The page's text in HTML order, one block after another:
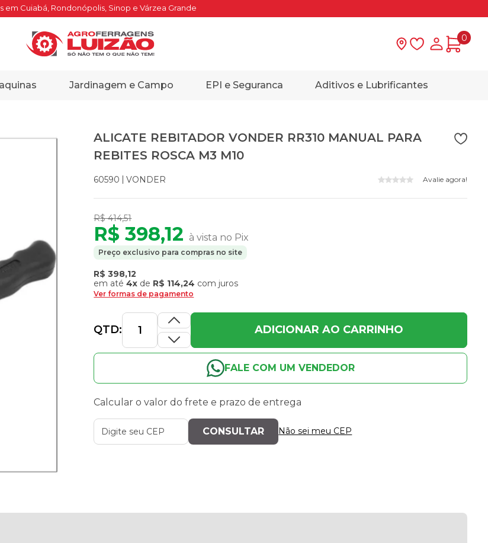
em Cuiabá, Rondonópolis, Sinop e Várzea Grande
Lista deMinha
0
Jardinagem e Campo EPI e Seguranca Aditivos e Lubrificantes
ALICATE REBITADOR VONDER RR310 MANUAL PARA
REBITES ROSCA M3 M10
60590 VONDER Avalie agora!
R$ 414,51
R$ 398,12 à vista no Pix
Preço exclusivo para compras no site
R$ 398,12
em até4x de R$ 114,24 com juros
Ver formas de pagamento
QTD: ADICIONAR AO CARRINHO
FALE COM UM VENDEDOR
Calcular o valor do frete e prazo de entrega
Não sei meu CEP